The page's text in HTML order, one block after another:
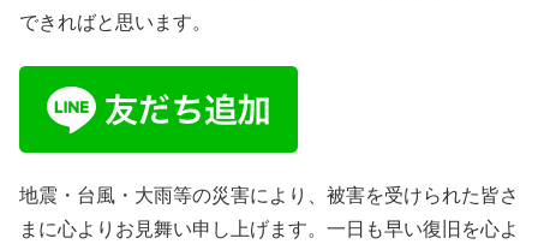
できればと思います。
地震・台風・大雨等の災害により、被害を受けられた皆さ
まに心よりお見舞い申し上げます。一日も早い復旧を心よ